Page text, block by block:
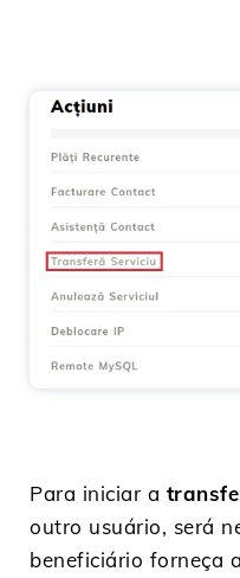
Para iniciar a
outro usuário, será
beneficiário forneça